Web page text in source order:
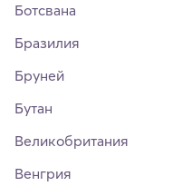
Ботсвана
Бразилия
Бруней
Бутан
Великобритания
Венгрия